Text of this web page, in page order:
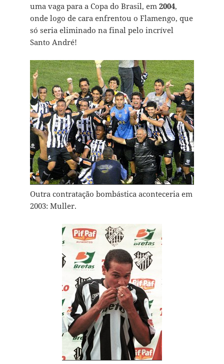
uma vaga para a Copa do Brasil, em 2004,
onde logo de cara enfrentou o Flamengo, que
só seria eliminado na final pelo incrível
Santo André!
Outra contratação bombástica aconteceria em
2003: Muller.